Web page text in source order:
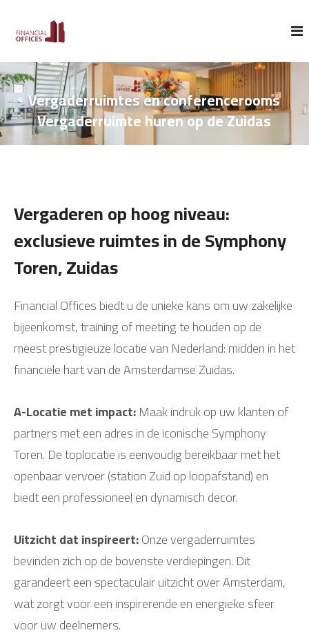
r
d
e
i
Vergaderruimtes en conferencerooms
Vergaderruimte huren op de Zuidas
Vergaderen op hoog niveau:
exclusieve ruimtes in de Symphony
Toren, Zuidas
Financial Offices biedt u de unieke kans om uw zakelijke
bijeenkomst, training of meeting te houden op de
meest prestigieuze locatie van Nederland: midden in het
financiële hart van de Amsterdamse Zuidas.
A-Locatie met impact:Maak indruk op uw klanten of
partners met een adres in de iconische Symphony
Toren. De toplocatie is eenvoudig bereikbaar met het
openbaar vervoer (station Zuid op loopafstand) en
biedt een professioneel en dynamisch decor.
Uitzicht dat inspireert:Onze vergaderruimtes
bevinden zich op de bovenste verdiepingen. Dit
garandeert een spectaculair uitzicht over Amsterdam,
wat zorgt voor een inspirerende en energieke sfeer
voor uw deelnemers.